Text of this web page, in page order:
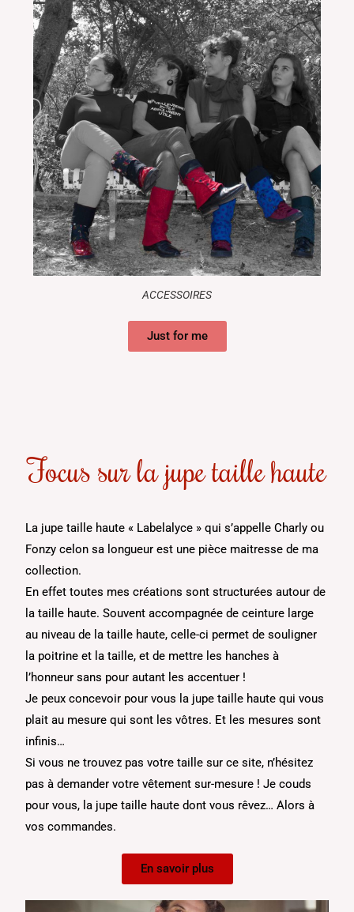
ACCESSOIRES
Just for me
Focus sur la jupe taille haute
La jupe taille haute « Labelalyce » qui s’appelle Charly ou
Fonzy celon sa longueur est une pièce maitresse de ma
collection.
En effet toutes mes créations sont structurées autour de
la taille haute. Souvent accompagnée de ceinture large
au niveau de la taille haute, celle-ci permet de souligner
la poitrine et la taille, et de mettre les hanches à
l’honneur sans pour autant les accentuer !
Je peux concevoir pour vous la jupe taille haute qui vous
plait au mesure qui sont les vôtres. Et les mesures sont
infinis…
Si vous ne trouvez pas votre taille sur ce site, n’hésitez
pas à demander votre vêtement sur-mesure ! Je couds
pour vous, la jupe taille haute dont vous rêvez… Alors à
vos commandes.
En savoir plus